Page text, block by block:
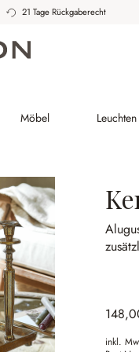
21 Tage Rückgaberecht
Möbel Leuchten
inkl.